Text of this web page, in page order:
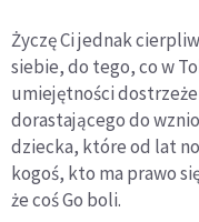
Życzę Ci jednak
siebie, do tego, co w
umiejętności
dorastającego do
dziecka, które od lat
kogoś, kto ma prawo
że coś Go boli.